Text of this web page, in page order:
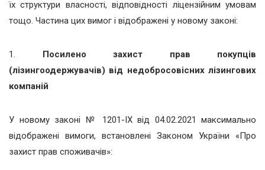
їх структури власності, відповідності ліцензійним умовам
тощо. Частина цих вимог і відображені у новому законі:
1. Посилено захист прав покупців
(лізингоодержувачів) від недобросовісних лізингових
компаній
У новому законі № 1201-ІХ від 04.02.2021 максимально
відображені вимоги, встановлені Законом України «Про
захист прав споживачів»: